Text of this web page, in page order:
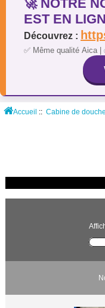
🚀 NOTRE
EST EN
Découvrez :
✅ Même qualité Aica |
Accueil :: Cabine de douche